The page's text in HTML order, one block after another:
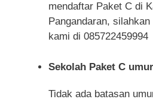
mendaftar Paket C di
Pangandaran,
kami di 085722459994
Sekolah Paket C
Tidak ada batasan